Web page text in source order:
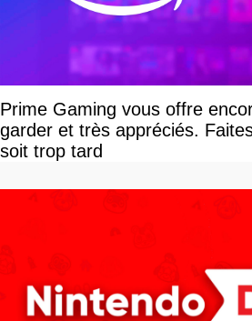
Prime Gaming vous offre
garder et très appréciés.
soit trop tard